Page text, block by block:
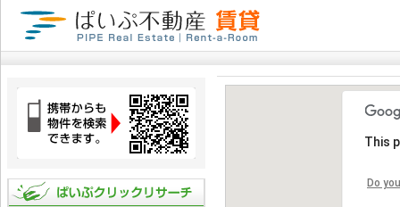
This
Do